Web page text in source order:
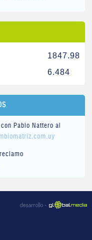
1847.98
6.484
Pablo Nattero al